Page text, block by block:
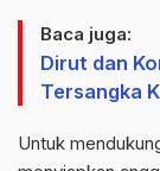
Baca juga:
Dirut dan
Tersangka
Untuk